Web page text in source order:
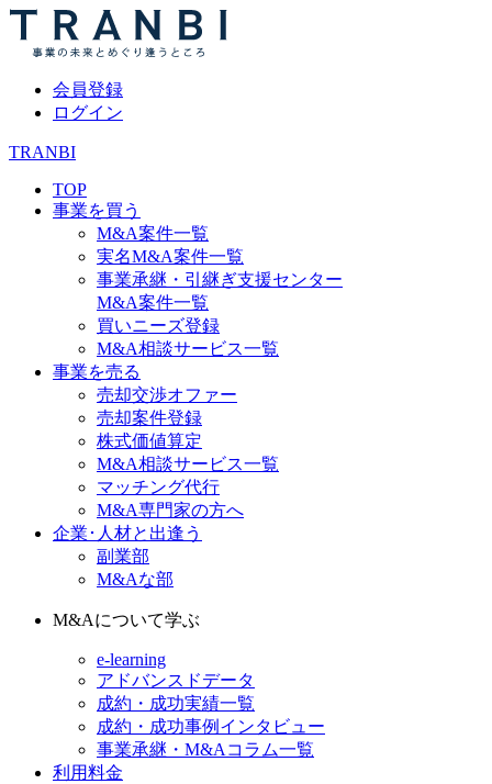
会員登録
ログイン
TRANBI
TOP
事業を買う
M&A案件一覧
実名M&A案件一覧
事業承継・引継ぎ支援センター
M&A案件一覧
買いニーズ登録
M&A相談サービス一覧
事業を売る
売却交渉オファー
売却案件登録
株式価値算定
M&A相談サービス一覧
マッチング代行
M&A専門家の方へ
企業･人材と出逢う
副業部
M&Aな部
M&Aについて学ぶ
e-learning
アドバンスドデータ
成約・成功実績一覧
成約・成功事例インタビュー
事業承継・M&Aコラム一覧
利用料金